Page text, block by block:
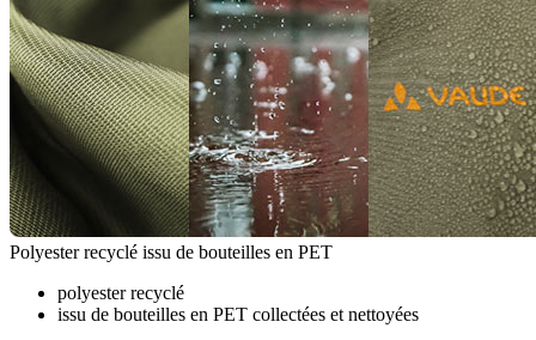
Polyester recyclé issu de bouteilles en PET
polyester recyclé
issu de bouteilles en PET collectées et nettoyées